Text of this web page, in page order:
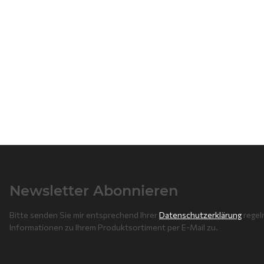
Newsletter Abonnieren
Bitte senden Sie mir entsprechend IhrerDatenschutzerklärung
Informationen zu Ihrem Produktsortiment per E-Mail zu.